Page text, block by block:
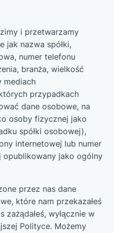
i przetwarzamy
jak nazwa spółki,
numer telefonu
branża, wielkość
mediach
przypadkach
dane osobowe, na
osoby fizycznej jako
spółki osobowej),
internetowej lub numer
jako ogólny
przez nas dane
które nam przekazałeś
wyłącznie w
Polityce. Możemy